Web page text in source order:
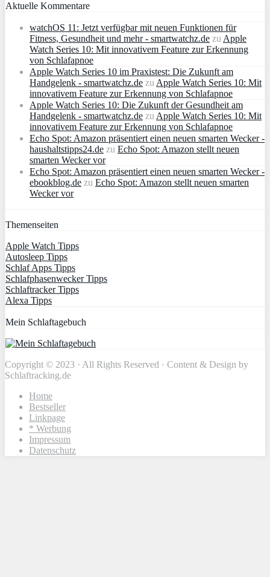
Aktuelle Kommentare
watchOS 11: Jetzt verfügbar mit neuen Funktionen für
Fitness, Gesundheit und mehr - smartwatchz.de zuApple
Watch Series 10: Mit innovativem Feature zur Erkennung
von Schlafapnoe
Apple Watch Series 10 im Praxistest: Die Zukunft am
Handgelenk - smartwatchz.de zuApple Watch Series 10: Mit
innovativem Feature zur Erkennung von Schlafapnoe
Apple Watch Series 10: Die Zukunft der Gesundheit am
Handgelenk - smartwatchz.de zuApple Watch Series 10: Mit
innovativem Feature zur Erkennung von Schlafapnoe
Echo Spot: Amazon präsentiert einen neuen smarten Wecker -
haushaltstipps24.de zu Echo Spot: Amazon stellt neuen
smarten Wecker vor
Echo Spot: Amazon präsentiert einen neuen smarten Wecker -
ebookblog.de zu Echo Spot: Amazon stellt neuen smarten
Wecker vor
Themenseiten
Apple Watch Tipps
Autosleep Tipps
Schlaf Apps Tipps
Schlafphasenwecker Tipps
Schlaftracker Tipps
Alexa Tipps
Mein Schlaftagebuch
Copyright © 2023 · All Rights Reserved · Content & Design by
Schlaftracking.de
Home
Bestseller
Linkpage
* Werbung
Impressum
Datenschutz